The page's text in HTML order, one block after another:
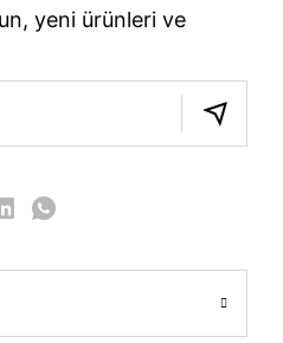
yeni ürünleri ve